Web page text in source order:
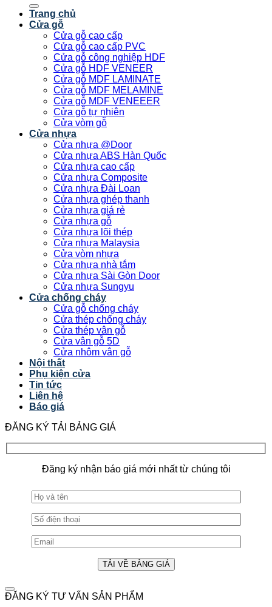
Trang chủ
Cửa gỗ
Cửa gỗ cao cấp
Cửa gỗ cao cấp PVC
Cửa gỗ công nghiệp HDF
Cửa gỗ HDF VENEER
Cửa gỗ MDF LAMINATE
Cửa gỗ MDF MELAMINE
Cửa gỗ MDF VENEEER
Cửa gỗ tự nhiên
Cửa vòm gỗ
Cửa nhựa
Cửa nhựa @Door
Cửa nhựa ABS Hàn Quốc
Cửa nhựa cao cấp
Cửa nhựa Composite
Cửa nhựa Đài Loan
Cửa nhựa ghép thanh
Cửa nhựa giá rẻ
Cửa nhựa gỗ
Cửa nhựa lõi thép
Cửa nhựa Malaysia
Cửa vòm nhựa
Cửa nhựa nhà tắm
Cửa nhựa Sài Gòn Door
Cửa nhựa Sungyu
Cửa chống cháy
Cửa gỗ chống cháy
Cửa thép chống cháy
Cửa thép vân gỗ
Cửa vân gỗ 5D
Cửa nhôm vân gỗ
Nội thất
Phụ kiện cửa
Tin tức
Liên hệ
Báo giá
ĐĂNG KÝ TẢI BẢNG GIÁ
Đăng ký nhận báo giá mới nhất từ chúng tôi
ĐĂNG KÝ TƯ VẤN SẢN PHẨM